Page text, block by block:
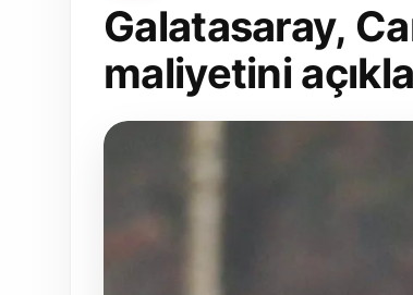
Galatasaray,
maliyetini